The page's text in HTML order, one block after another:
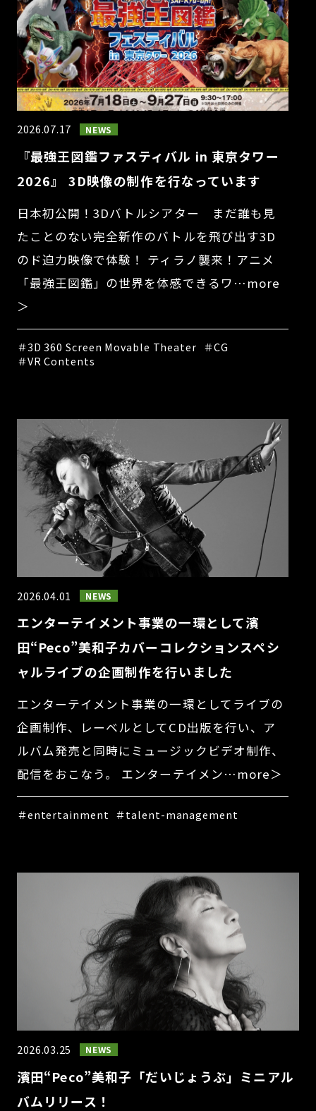
2026.07.17 NEWS
『最強王図鑑ファスティバル in 東京タワー
2026』 3D映像の制作を行なっています
日本初公開！3Dバトルシアター まだ誰も見
たことのない完全新作のバトルを飛び出す3D
のド迫力映像で体験！ ティラノ襲来！アニメ
「最強王図鑑」の世界を体感できるワ…more
＞
＃3D 360 Screen Movable Theater ＃CG
＃VR Contents
2026.04.01 NEWS
エンターテイメント事業の一環として濱
田“Peco”美和子カバーコレクションスペシ
ャルライブの企画制作を行いました
エンターテイメント事業の一環としてライブの
企画制作、レーベルとしてCD出版を行い、ア
ルバム発売と同時にミュージックビデオ制作、
配信をおこなう。 エンターテイメン…more＞
＃entertainment ＃talent-management
2026.03.25 NEWS
濱田“Peco”美和子「だいじょうぶ」ミニアル
バムリリース！